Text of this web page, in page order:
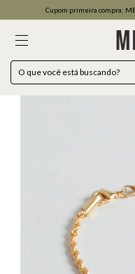
Cupom primeira compra: